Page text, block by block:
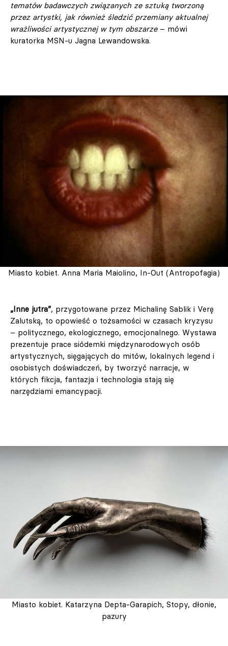
tematów badawczych związanych ze sztuką tworzoną
przez artystki, jak również śledzić przemiany aktualnej
wrażliwości artystycznej w tym obszarze– mówi
kuratorka MSN-u Jagna Lewandowska.
Miasto kobiet. Anna Maria Maiolino, In-Out (Antropofagia)
„Inne jutra”, przygotowane przez Michalinę Sablik i Verę
Zalutską, to opowieść o tożsamości w czasach kryzysu
– politycznego, ekologicznego, emocjonalnego. Wystawa
prezentuje prace siódemki międzynarodowych osób
artystycznych, sięgających do mitów, lokalnych legend i
osobistych doświadczeń, by tworzyć narracje, w
których fikcja, fantazja i technologia stają się
narzędziami emancypacji.
Miasto kobiet. Katarzyna Depta-Garapich, Stopy, dłonie,
pazury